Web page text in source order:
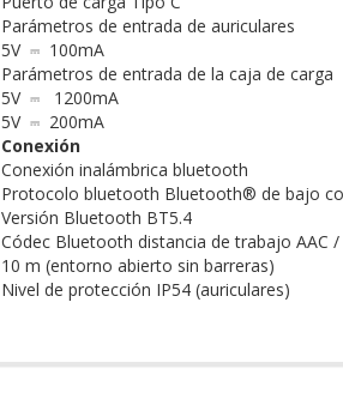
Parámetros de entrada de auriculares
5V ⎓ 100mA
Parámetros de entrada de la caja de carga
5V ⎓ 1200mA
5V ⎓ 200mA
Conexión
Conexión inalámbrica bluetooth
Protocolo bluetooth Bluetooth® de bajo
Versión Bluetooth BT5.4
Códec Bluetooth distancia de trabajo AAC
10 m (entorno abierto sin barreras)
Nivel de protección IP54 (auriculares)